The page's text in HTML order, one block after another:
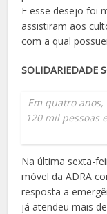
E esse desejo foi
assistiram aos
com a qual
SOLIDARIEDADE
Em quatro
120 mil pessoas
Na última sexta-
móvel da ADRA
resposta a
já atendeu mais